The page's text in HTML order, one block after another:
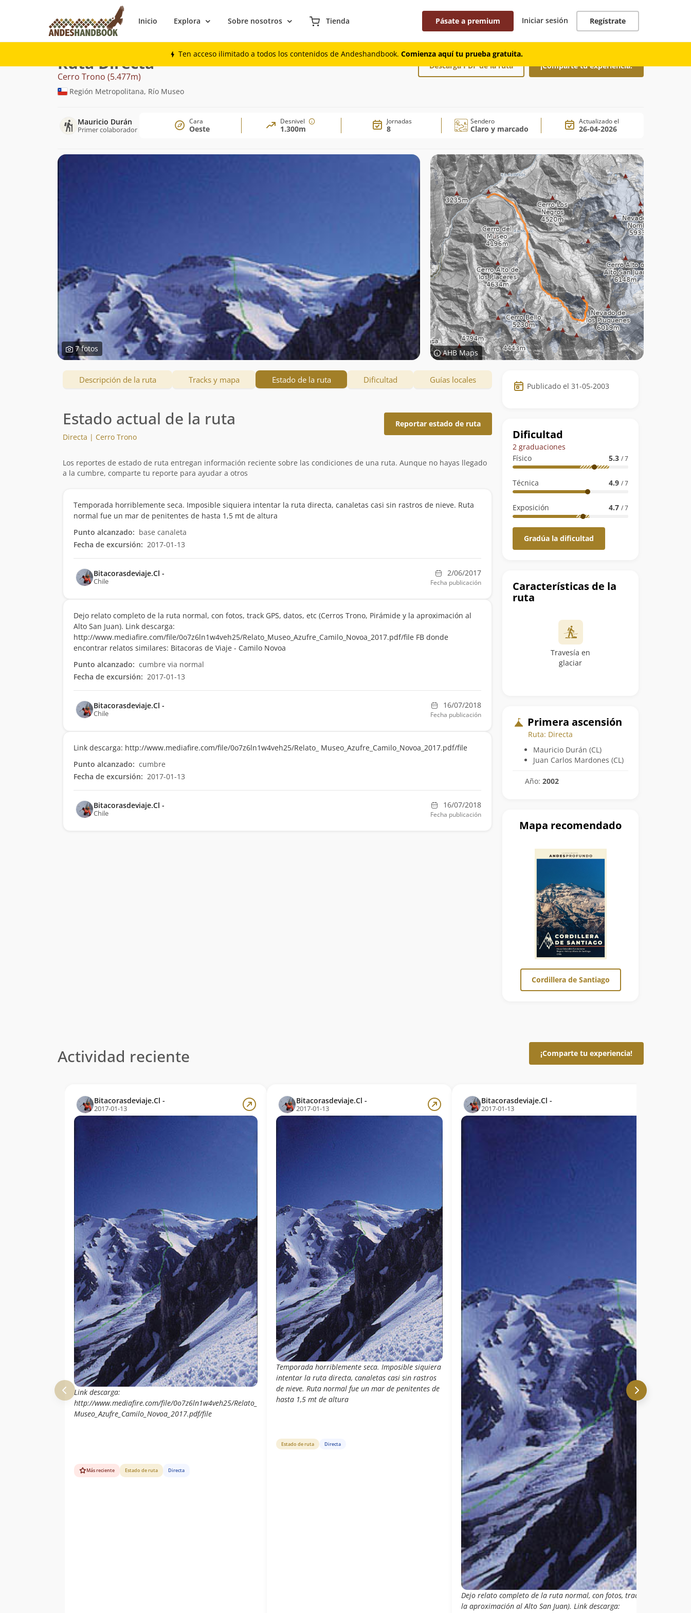
Inicio Explora Sobre nosotros Tienda Pásate a premium Iniciar sesión Regístrate
Ten acceso ilimitado a todos los contenidos de Andeshandbook. Comienza aquí tu prueba gratuita.
Montaña
Ruta Directa
Cerro Trono (5.477m)
Región Metropolitana, Río Museo
Descarga PDF de la ruta ¡Comparte tu experiencia!
Mauricio Durán
Primer colaborador
Cara
Oeste
Desnivel
1.300m
Jornadas
8
Sendero
Claro y marcado
Actualizado el
26-04-2026
7 fotos AHB Maps
Datos
de
ruta
Publicado el 31-05-2003
Dificultad
2 graduaciones
Físico
5.3 / 7
Técnica 4.9 / 7
Exposición 4.7 / 7
Gradúa la dificultad
Características de la
ruta
Travesía en
glaciar
Primera ascensión
Ruta: Directa
Mauricio Durán (CL)
Juan Carlos Mardones (CL)
Año: 2002
Mapa recomendado
Cordillera de Santiago
Descripción de la ruta Tracks y mapa Estado de la ruta Dificultad Guías locales
Estado actual de la ruta
Directa | Cerro Trono
Reportar estado de ruta
Los reportes de estado de ruta entregan información reciente sobre las condiciones de una ruta. Aunque no hayas llegado
a la cumbre, comparte tu reporte para ayudar a otros
Temporada horriblemente seca. Imposible siquiera intentar la ruta directa, canaletas casi sin rastros de nieve. Ruta
normal fue un mar de penitentes de hasta 1,5 mt de altura
Punto alcanzado: base canaleta
Fecha de excursión: 2017-01-13
Bitacorasdeviaje.Cl -
Chile
2/06/2017
Fecha publicación
Dejo relato completo de la ruta normal, con fotos, track GPS, datos, etc (Cerros Trono, Pirámide y la aproximación al
Alto San Juan). Link descarga:
http://www.mediafire.com/file/0o7z6ln1w4veh25/Relato_Museo_Azufre_Camilo_Novoa_2017.pdf/file FB donde
encontrar relatos similares: Bitacoras de Viaje - Camilo Novoa
Punto alcanzado: cumbre via normal
Fecha de excursión: 2017-01-13
Bitacorasdeviaje.Cl -
Chile
16/07/2018
Fecha publicación
Link descarga: http://www.mediafire.com/file/0o7z6ln1w4veh25/Relato_ Museo_Azufre_Camilo_Novoa_2017.pdf/file
Punto alcanzado: cumbre
Fecha de excursión: 2017-01-13
Bitacorasdeviaje.Cl -
Chile
16/07/2018
Fecha publicación
Actividad reciente ¡Comparte tu experiencia!
Bitacorasdeviaje.Cl -
2017-01-13
Link descarga:
http://www.mediafire.com/file/0o7z6ln1w4veh25/Relato_
Museo_Azufre_Camilo_Novoa_2017.pdf/file
Más reciente Estado de ruta Directa
Bitacorasdeviaje.Cl -
2017-01-13
Temporada horriblemente seca. Imposible siquiera
intentar la ruta directa, canaletas casi sin rastros
de nieve. Ruta normal fue un mar de penitentes de
hasta 1,5 mt de altura
Estado de ruta Directa
Bitacorasdeviaje.Cl -
2017-01-13
Dejo relato completo de la ruta normal, con fotos, track GPS, datos,
la aproximación al Alto San Juan). Link descarga: